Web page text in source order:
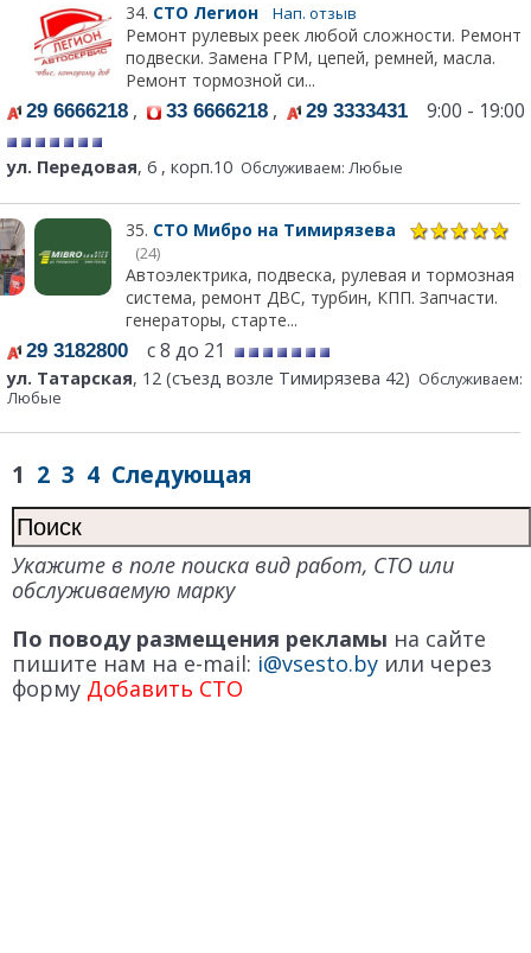
34. СТО Легион Нап. отзыв
Ремонт рулевых реек любой сложности. Ремонт
подвески. Замена ГРМ, цепей, ремней, масла.
Ремонт тормозной си...
29 6666218 , 33 6666218 , 29 3333431 9:00 - 19:00
ул. Передовая, 6 , корп.10 Обслуживаем: Любые
35. СТО Мибро на Тимирязева
(24)
Автоэлектрика, подвеска, рулевая и тормозная
система, ремонт ДВС, турбин, КПП. Запчасти.
генераторы, старте...
29 3182800 с 8 до 21
ул. Татарская, 12 (съезд возле Тимирязева 42) Обслуживаем:
Любые
1 2 3 4 Следующая
Укажите в поле поиска вид работ, СТО или
обслуживаемую марку
По поводу размещения рекламы на сайте
пишите нам на e-mail: i@vsesto.by или через
форму Добавить СТО